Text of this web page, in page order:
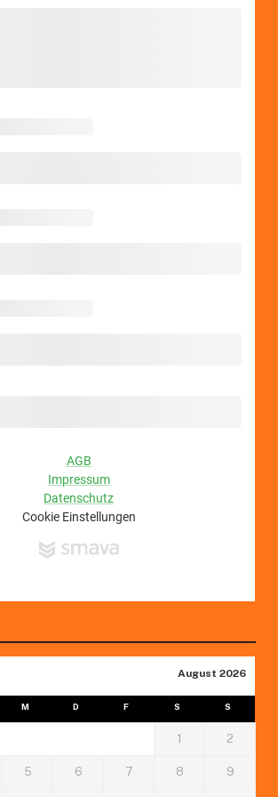
August 2026
M D F S S
1 2
5 6 7 8 9